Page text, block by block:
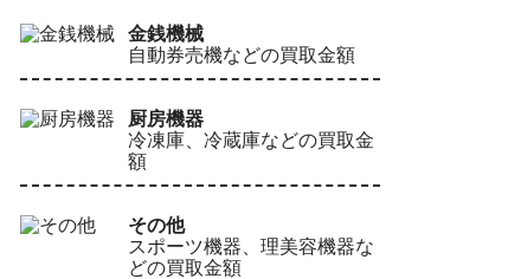
金銭機械
自動券売機などの買取金額
厨房機器
冷凍庫、冷蔵庫などの買取金
額
その他
スポーツ機器、理美容機器な
どの買取金額